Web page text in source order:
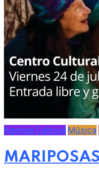
Agenda Cultural Música